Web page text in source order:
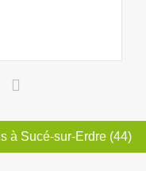
à Sucé-sur-Erdre (44)